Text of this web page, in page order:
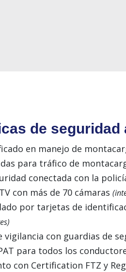
de seguridad
en manejo de
para tráfico de
conectada con la
con más de 70 cámaras
por tarjetas de
vigilancia con guardias de
para todos los
con Certification FTZ y